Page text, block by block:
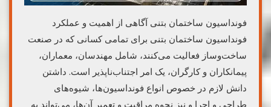
فونداسیون ساختمان بتنی آگاهی از اهمیت و عملکرد
فونداسیون ساختمان بتنی برای تمامی کسانی که در صنعت
ساخت‌وساز فعالیت می‌کنند، شامل مهندسان، معماران،
پیمانکاران و کارگران، یک امر اجتناب‌ناپذیر است. داشتن
دانش لازم در خصوص انواع فونداسیون‌ها، شیوه‌های